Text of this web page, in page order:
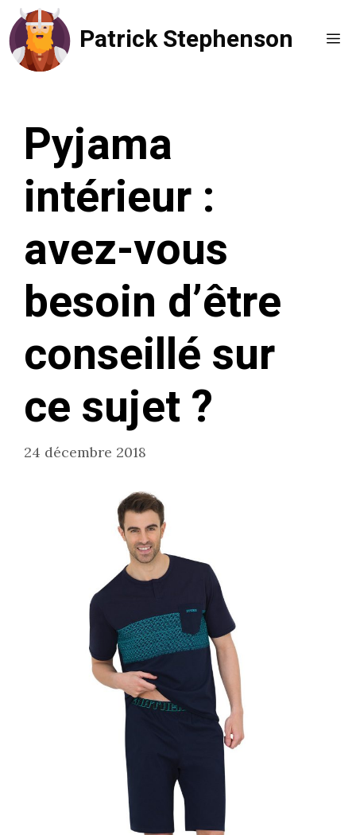
Aller
au
contenu
Patrick Stephenson
Pyjama
intérieur :
avez-vous
besoin d’être
conseillé sur
ce sujet ?
24 décembre 2018